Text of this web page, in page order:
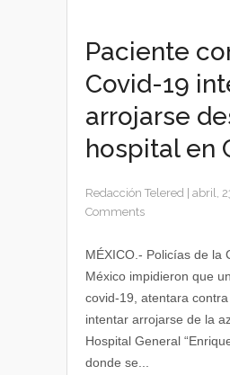
Paciente
Covid-19
arrojarse
hospital en
Redacción Telered abril,
Comments
MÉXICO.- Policías de la
México impidieron que
covid-19, atentara
intentar arrojarse de la
Hospital General
donde se...